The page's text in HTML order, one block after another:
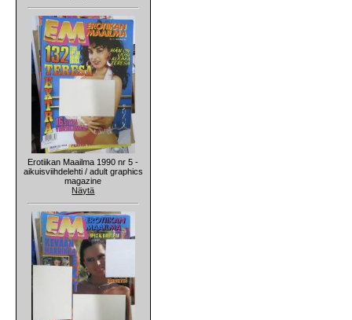
Erotiikan Maailma 1990 nr 5 -
aikuisviihdelehti / adult graphics
magazine
Näytä